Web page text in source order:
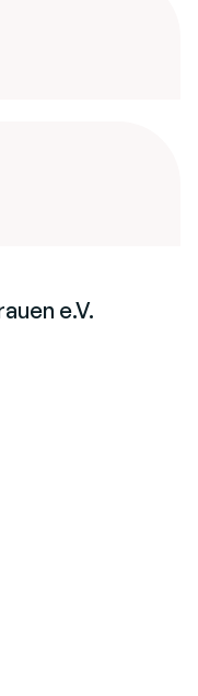
e.V.